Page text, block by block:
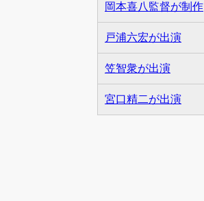
岡本喜八監督が制作
戸浦六宏が出演
笠智衆が出演
宮口精二が出演